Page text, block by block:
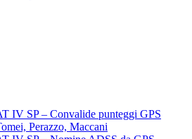
IV SP – Convalide punteggi GPS
Perazzo, Maccani